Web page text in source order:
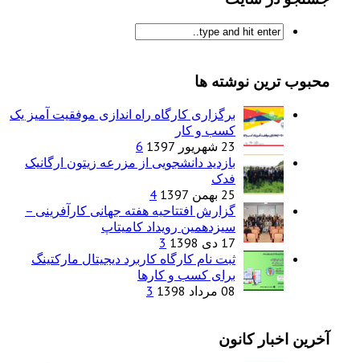
محبوب ترین نوشته ها
برگزاری کارگاه راه اندازی موفقیت آمیز یک
کسب و کار
23 شهریور 1397
6
بازدید دانشجویی از مزرعه زیتون ارگانیک
فدک
25 بهمن 1397
4
گزارش افتتاحیه هفته جهانی کارآفرینی –
سیزدهمین رویداد کامیتاپ
17 دی 1398
3
ثبت نام کارگاه کاربرد دیجیتال مارکتینگ
برای کسب و کارها
08 مرداد 1398
3
آخرین اخبار کانون